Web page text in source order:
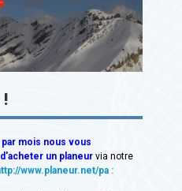
!
par mois nous vous
un planeur via notre
www.planeur.net/pa :